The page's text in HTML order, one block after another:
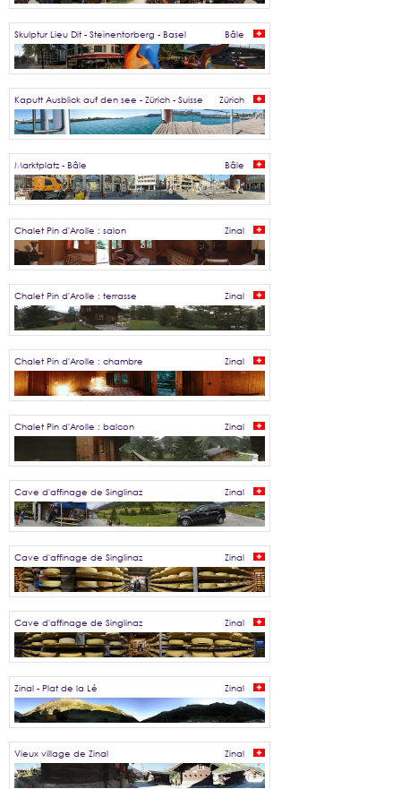
Skulptur Lieu Dit - Steinentorberg - Basel Bâle
Kaputt Ausblick auf den see - Zürich - Suisse Zürich
Marktplatz - Bâle Bâle
Chalet Pin d'Arolle : salon Zinal
Chalet Pin d'Arolle : terrasse Zinal
Chalet Pin d'Arolle : chambre Zinal
Chalet Pin d'Arolle : balcon Zinal
Cave d'affinage de Singlinaz Zinal
Cave d'affinage de Singlinaz Zinal
Cave d'affinage de Singlinaz Zinal
Zinal - Plat de la Lé Zinal
Vieux village de Zinal Zinal